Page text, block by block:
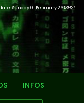
Sunday 01 February 2613H21
INFOS